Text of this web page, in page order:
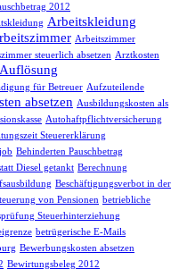
2012
Arbeitskleidung
Arbeitszimmer
steuerlich absetzen Arztkosten
Auflösung
für Betreuer Aufzuteilende
absetzen Ausbildungskosten als
Autohaftpflichtversicherung
Steuererklärung
Behinderten Pauschbetrag
Diesel getankt Berechnung
Beschäftigungsverbot in der
von Pensionen betriebliche
Steuerhinterziehung
betrügerische E-Mails
Bewerbungskosten absetzen
Bewirtungsbeleg 2012